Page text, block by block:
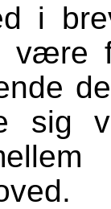
i
være
sig